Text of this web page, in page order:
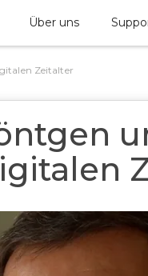
Über uns
Zeitalter